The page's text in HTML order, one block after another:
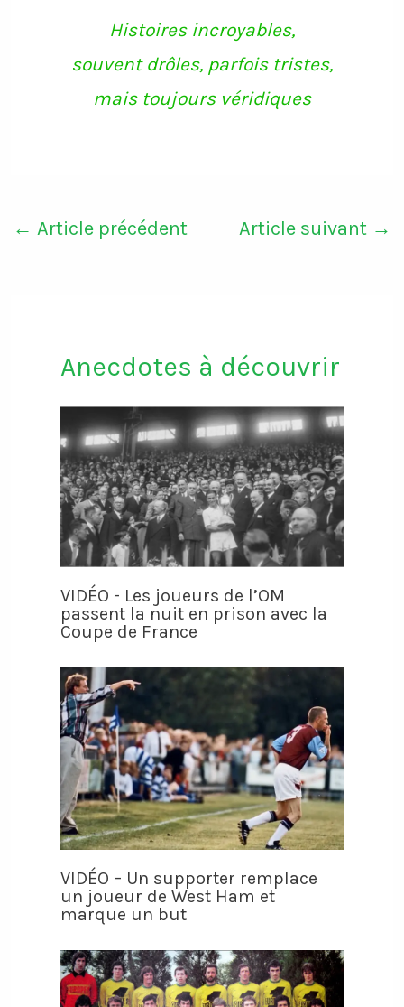
m
Histoires incroyables,
souvent drôles, parfois tristes,
mais toujours véridiques
← Article précédent Article suivant →
Anecdotes à découvrir
VIDÉO - Les joueurs de l’OM
passent la nuit en prison avec la
Coupe de France
VIDÉO – Un supporter remplace
un joueur de West Ham et
marque un but